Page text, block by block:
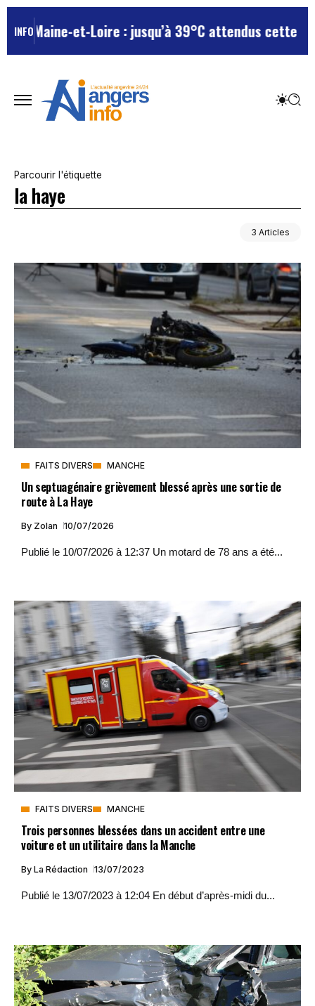
INFO
Maine-et-Loire : jusqu’à 39°C attendus cette
Parcourir l'étiquette
la haye
3 Articles
FAITS DIVERS MANCHE
Un septuagénaire grièvement blessé après une sortie de
route à La Haye
By Zolan 10/07/2026
Publié le 10/07/2026 à 12:37 Un motard de 78 ans a été...
FAITS DIVERS MANCHE
Trois personnes blessées dans un accident entre une
voiture et un utilitaire dans la Manche
By La Rédaction 13/07/2023
Publié le 13/07/2023 à 12:04 En début d’après-midi du...